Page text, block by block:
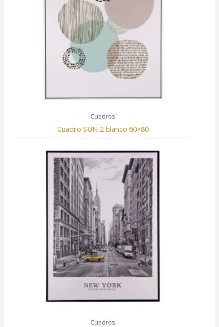
Cuadros
Cuadro SUN 2 blanco 60×80
Cuadros